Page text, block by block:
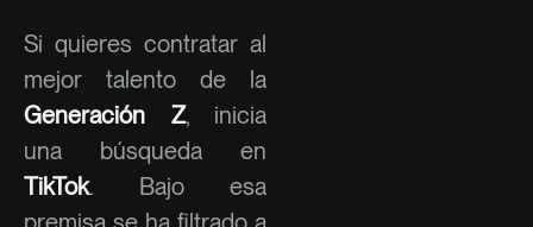
Si quieres contratar al
mejor talento de la
Generación Z, inicia
una búsqueda en
TikTok. Bajo esa